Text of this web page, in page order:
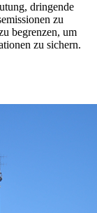
, dringende
zu
begrenzen, um
zu sichern.